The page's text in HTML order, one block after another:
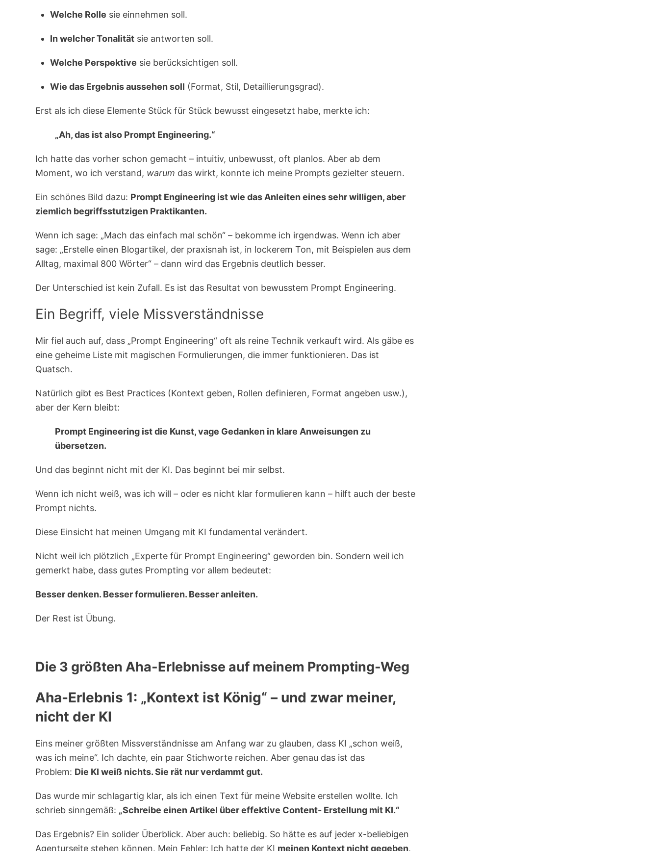
Welche Rolle sie einnehmen soll.
In welcher Tonalität sie antworten soll.
Welche Perspektive sie berücksichtigen soll.
Wie das Ergebnis aussehen soll (Format, Stil, Detaillierungsgrad).
Erst als ich diese Elemente Stück für Stück bewusst eingesetzt habe, merkte ich:
„Ah, das ist also Prompt Engineering.“
Ich hatte das vorher schon gemacht – intuitiv, unbewusst, oft planlos. Aber ab dem
Moment, wo ich verstand, warum das wirkt, konnte ich meine Prompts gezielter steuern.
Ein schönes Bild dazu: Prompt Engineering ist wie das Anleiten eines sehr willigen, aber
ziemlich begriffsstutzigen Praktikanten.
Wenn ich sage: „Mach das einfach mal schön“ – bekomme ich irgendwas. Wenn ich aber
sage: „Erstelle einen Blogartikel, der praxisnah ist, in lockerem Ton, mit Beispielen aus dem
Alltag, maximal 800 Wörter“ – dann wird das Ergebnis deutlich besser.
Der Unterschied ist kein Zufall. Es ist das Resultat von bewusstem Prompt Engineering.
Ein Begriff, viele Missverständnisse
Mir fiel auch auf, dass „Prompt Engineering“ oft als reine Technik verkauft wird. Als gäbe es
eine geheime Liste mit magischen Formulierungen, die immer funktionieren. Das ist
Quatsch.
Natürlich gibt es Best Practices (Kontext geben, Rollen definieren, Format angeben usw.),
aber der Kern bleibt:
Prompt Engineering ist die Kunst, vage Gedanken in klare Anweisungen zu
übersetzen.
Und das beginnt nicht mit der KI. Das beginnt bei mir selbst.
Wenn ich nicht weiß, was ich will – oder es nicht klar formulieren kann – hilft auch der beste
Prompt nichts.
Diese Einsicht hat meinen Umgang mit KI fundamental verändert.
Nicht weil ich plötzlich „Experte für Prompt Engineering“ geworden bin. Sondern weil ich
gemerkt habe, dass gutes Prompting vor allem bedeutet:
Besser denken. Besser formulieren. Besser anleiten.
Der Rest ist Übung.
Die 3 größten Aha-Erlebnisse auf meinem Prompting-Weg
Aha-Erlebnis 1: „Kontext ist König“ – und zwar meiner,
nicht der KI
Eins meiner größten Missverständnisse am Anfang war zu glauben, dass KI „schon weiß,
was ich meine“. Ich dachte, ein paar Stichworte reichen. Aber genau das ist das
Problem: Die KI weiß nichts. Sie rät nur verdammt gut.
Das wurde mir schlagartig klar, als ich einen Text für meine Website erstellen wollte. Ich
schrieb sinngemäß: „Schreibe einen Artikel über effektive Content- Erstellung mit KI.“
Das Ergebnis? Ein solider Überblick. Aber auch: beliebig. So hätte es auf jeder x-beliebigen
Agenturseite stehen können. Mein Fehler: Ich hatte der KI meinen Kontext nicht gegeben.